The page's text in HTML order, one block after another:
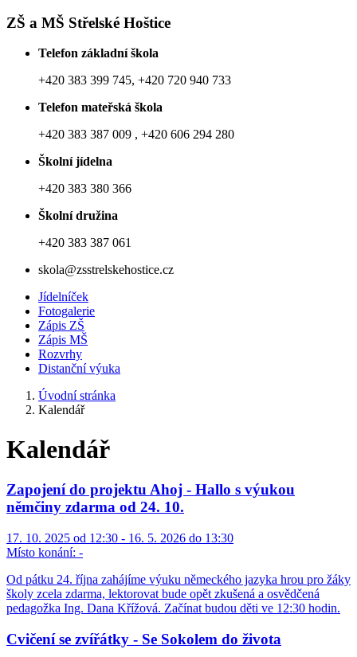
ZŠ a MŠ Střelské Hoštice
Telefon základní škola
+420 383 399 745, +420 720 940 733
Telefon mateřská škola
+420 383 387 009 , +420 606 294 280
Školní jídelna
+420 383 380 366
Školní družina
+420 383 387 061
skola@zsstrelskehostice.cz
Jídelníček
Fotogalerie
Zápis ZŠ
Zápis MŠ
Rozvrhy
Distanční výuka
Úvodní stránka
Kalendář
Kalendář
Zapojení do projektu Ahoj - Hallo s výukou
němčiny zdarma od 24. 10.
17. 10. 2025 od 12:30 - 16. 5. 2026 do 13:30
Místo konání: -
Od pátku 24. října zahájíme výuku německého jazyka hrou pro žáky
školy zcela zdarma, lektorovat bude opět zkušená a osvědčená
pedagožka Ing. Dana Křížová. Začínat budou děti ve 12:30 hodin.
Cvičení se zvířátky - Se Sokolem do života